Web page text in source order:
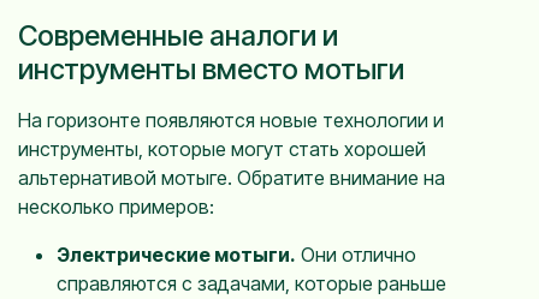
Современные аналоги и
инструменты вместо мотыги
На горизонте появляются новые технологии и
инструменты, которые могут стать хорошей
альтернативой мотыге. Обратите внимание на
несколько примеров:
Электрические мотыги. Они отлично
справляются с задачами, которые раньше